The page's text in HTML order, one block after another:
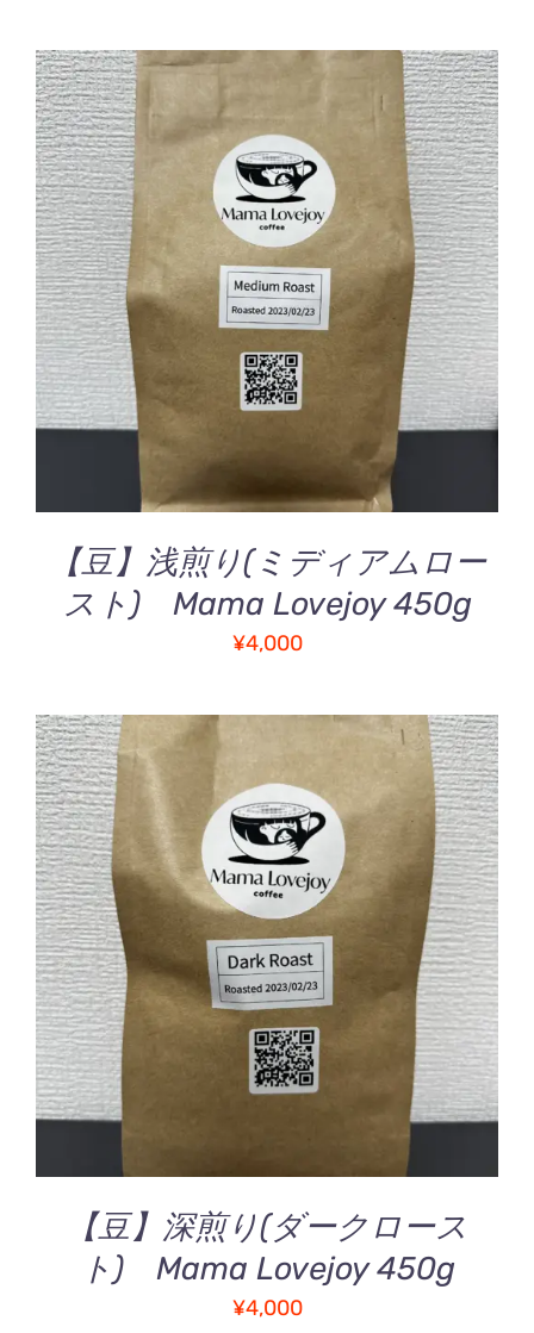
お買い物カゴに追加
詳細
【豆】浅煎り(ミディアムロー
スト) Mama Lovejoy 450g
¥4,000
お買い物カゴに追加
詳細
【豆】深煎り(ダークロース
ト) Mama Lovejoy 450g
¥4,000